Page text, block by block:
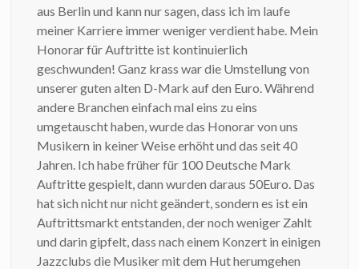
aus Berlin und kann nur sagen, dass ich im laufe
meiner Karriere immer weniger verdient habe. Mein
Honorar für Auftritte ist kontinuierlich
geschwunden! Ganz krass war die Umstellung von
unserer guten alten D-Mark auf den Euro. Während
andere Branchen einfach mal eins zu eins
umgetauscht haben, wurde das Honorar von uns
Musikern in keiner Weise erhöht und das seit 40
Jahren. Ich habe früher für 100 Deutsche Mark
Auftritte gespielt, dann wurden daraus 50Euro. Das
hat sich nicht nur nicht geändert, sondern es ist ein
Auftrittsmarkt entstanden, der noch weniger Zahlt
und darin gipfelt, dass nach einem Konzert in einigen
Jazzclubs die Musiker mit dem Hut herumgehen